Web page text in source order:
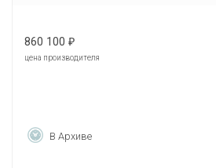
860 100 ₽
цена производителя
В Архиве